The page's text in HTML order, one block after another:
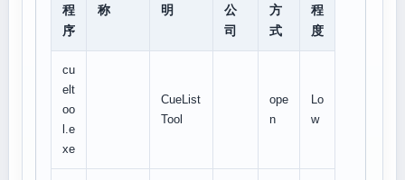
程
序
称
明
公
司
方
式
程
度
cu
elt
oo
l.e
xe
CueList
Tool
ope
n
Lo
w